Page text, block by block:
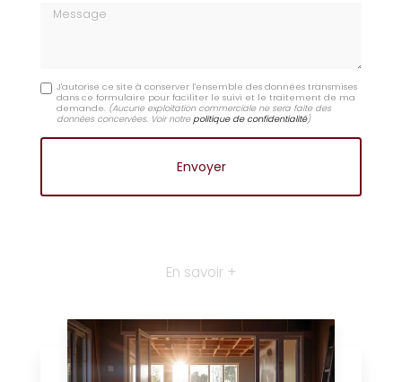
Message
J'autorise ce site à conserver l'ensemble des données transmises
dans ce formulaire pour faciliter le suivi et le traitement de ma
demande. (Aucune exploitation commerciale ne sera faite des
données concervées. Voir notrepolitique de confidentialité)
En savoir +